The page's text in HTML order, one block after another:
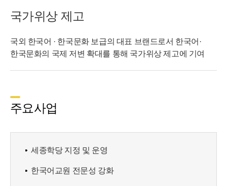
국가위상 제고
국외 한국어 · 한국문화 보급의 대표 브랜드로서 한국어·
한국문화의 국제 저변 확대를 통해 국가위상 제고에 기여
주요사업
세종학당 지정 및 운영
한국어교원 전문성 강화